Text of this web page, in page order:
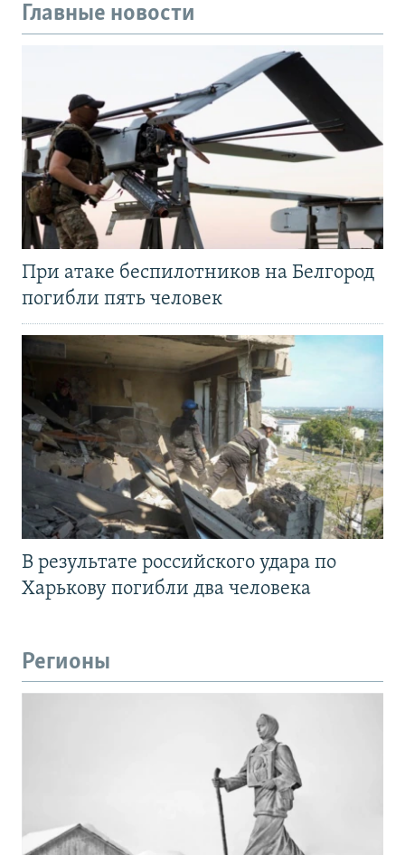
Главные новости
При атаке беспилотников на Белгород
погибли пять человек
В результате российского удара по
Харькову погибли два человека
Регионы